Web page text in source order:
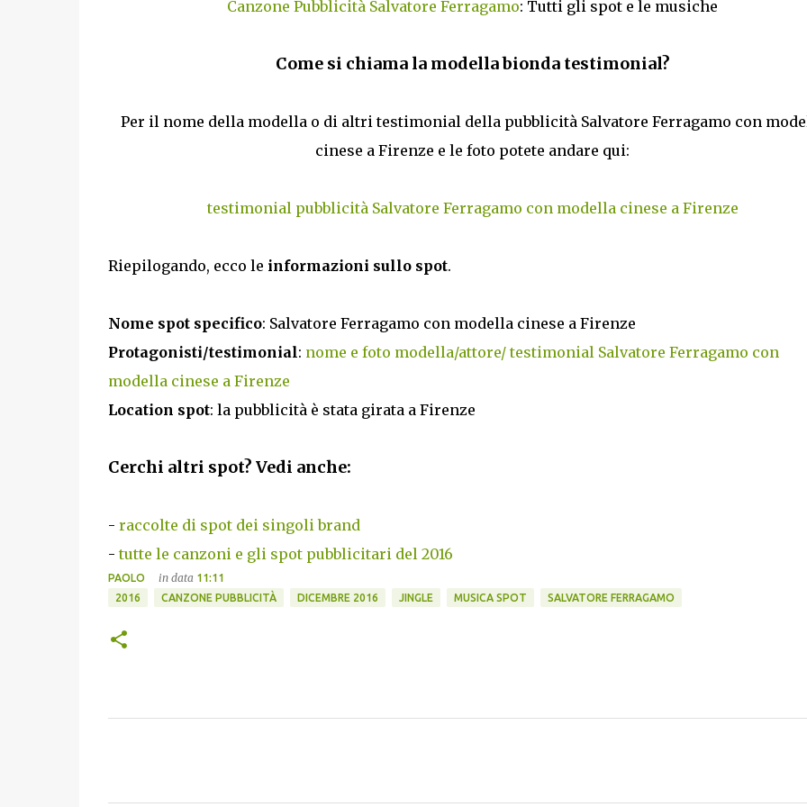
Canzone Pubblicità Salvatore Ferragamo: Tutti gli spot e le musiche
Come si chiama la modella bionda testimonial?
Per il nome della modella o di altri testimonial della pubblicità Salvatore Ferragamo con
cinese a Firenze e le foto potete andare qui:
testimonial pubblicità Salvatore Ferragamo con modella cinese a Firenze
Riepilogando, ecco le informazioni sullo spot.
Nome spot specifico: Salvatore Ferragamo con modella cinese a Firenze
Protagonisti/testimonial: nome e foto modella/attore/ testimonial Salvatore Ferragamo con
modella cinese a Firenze
Location spot: la pubblicità è stata girata a Firenze
Cerchi altri spot? Vedi anche:
- raccolte di spot dei singoli brand
-tutte le canzoni e gli spot pubblicitari del 2016
PAOLO in data 11:11
2016
CANZONE PUBBLICITÀ DICEMBRE 2016 JINGLE MUSICA SPOT SALVATORE FERRAGAMO